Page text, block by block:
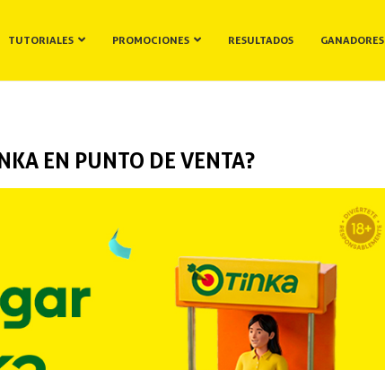
TUTORIALES PROMOCIONES RESULTADOS GANADORES
EN PUNTO DE VENTA?